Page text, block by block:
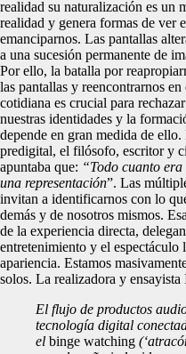
realidad su naturalización es un
realidad y genera formas de ver
emanciparnos. Las pantallas
a una sucesión permanente de
Por ello, la batalla por
las pantallas y reencontrarnos
cotidiana es crucial para
nuestras identidades y la
depende en gran medida de
predigital, el filósofo, escritor y
apuntaba que: “Todo cuanto
una representación”. Las
invitan a identificarnos con lo
demás y de nosotros mismos.
de la experiencia directa,
entretenimiento y el
apariencia. Estamos
solos. La realizadora y
El flujo de productos
tecnología digital
el binge watching